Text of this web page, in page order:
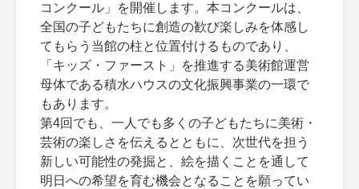
コンクール」を開催します。本コンクールは、
全国の子どもたちに創造の歓び楽しみを体感し
てもらう当館の柱と位置付けるものであり、
「キッズ・ファースト」を推進する美術館運営
母体である積水ハウスの文化振興事業の一環で
もあります。
第4回でも、一人でも多くの子どもたちに美術・
芸術の楽しさを伝えるとともに、次世代を担う
新しい可能性の発掘と、絵を描くことを通して
明日への希望を育む機会となることを願ってい